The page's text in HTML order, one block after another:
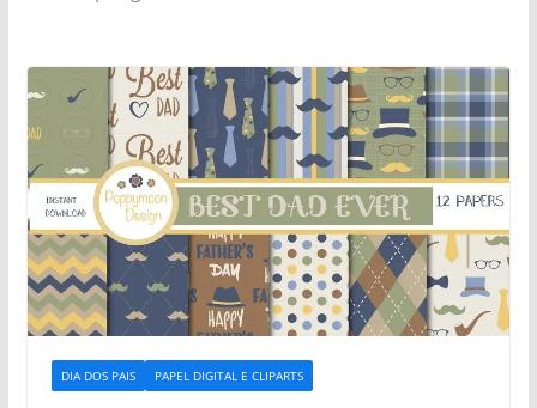
DIA DOS PAIS PAPEL DIGITAL E CLIPARTS